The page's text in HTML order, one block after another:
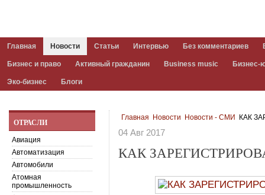
Главная Новости Статьи Интервью Без комментариев
Бизнес и право Активный гражданин Business music Бизнес-
Эко-бизнес Блоги
Главная Новости Новости - СМИ КАК
04 Авг 2017
КАК
ОТРАСЛИ
Авиация
Автоматизация
Автомобили
Атомная
промышленность